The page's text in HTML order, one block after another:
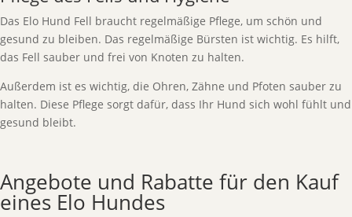
Das Elo Hund Fell braucht regelmäßige Pflege, um schön und
gesund zu bleiben. Das regelmäßige Bürsten ist wichtig. Es hilft,
das Fell sauber und frei von Knoten zu halten.
Außerdem ist es wichtig, die Ohren, Zähne und Pfoten sauber zu
halten. Diese Pflege sorgt dafür, dass Ihr Hund sich wohl fühlt und
gesund bleibt.
Angebote und Rabatte für den Kauf
eines Elo Hundes